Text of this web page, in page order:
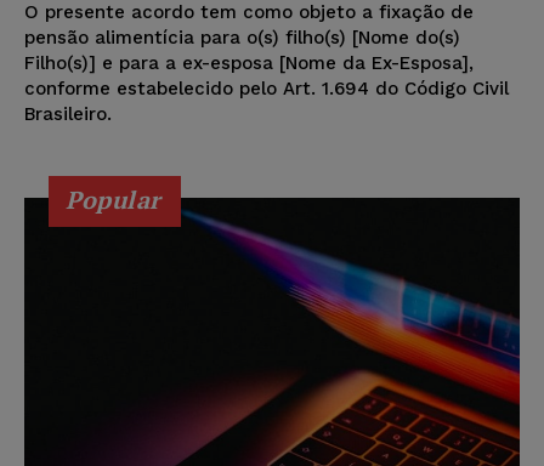
O presente acordo tem como objeto a fixação de
pensão alimentícia para o(s) filho(s) [Nome do(s)
Filho(s)] e para a ex-esposa [Nome da Ex-Esposa],
conforme estabelecido pelo Art. 1.694 do Código Civil
Brasileiro.
Popular